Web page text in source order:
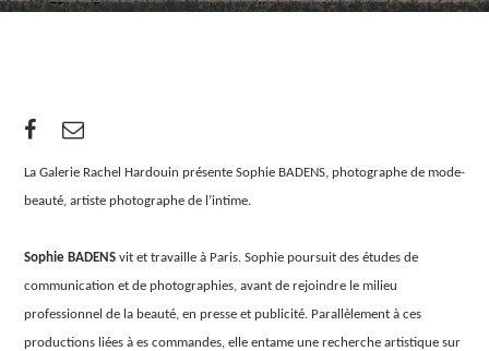
La Galerie Rachel Hardouin présente Sophie BADENS, photographe de mode-
beauté, artiste photographe de l’intime.
Sophie BADENS vit et travaille à Paris. Sophie poursuit des études de
communication et de photographies, avant de rejoindre le milieu
professionnel de la beauté, en presse et publicité. Parallèlement à ces
productions liées à es commandes, elle entame une recherche artistique sur